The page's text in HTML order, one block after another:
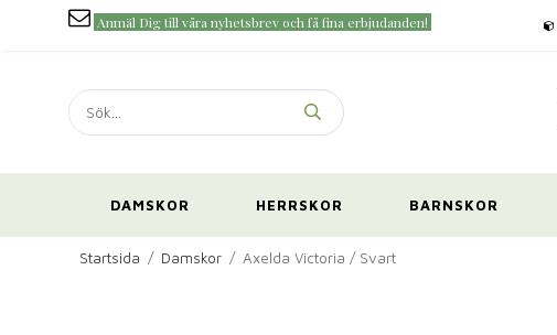
Anmäl Dig till våra nyhetsbrev och få fina erbjudanden!
DAMSKOR HERRSKOR BARNSKOR
Startsida / Damskor / Axelda Victoria / Svart